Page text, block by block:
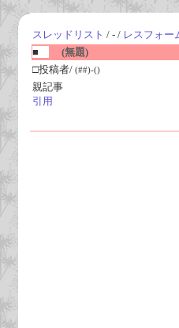
スレッドリスト / - / レスフォー
■
(無題)
□投稿者/ (##)-()
親記事
引用